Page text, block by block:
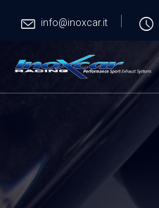
info@inoxcar.it